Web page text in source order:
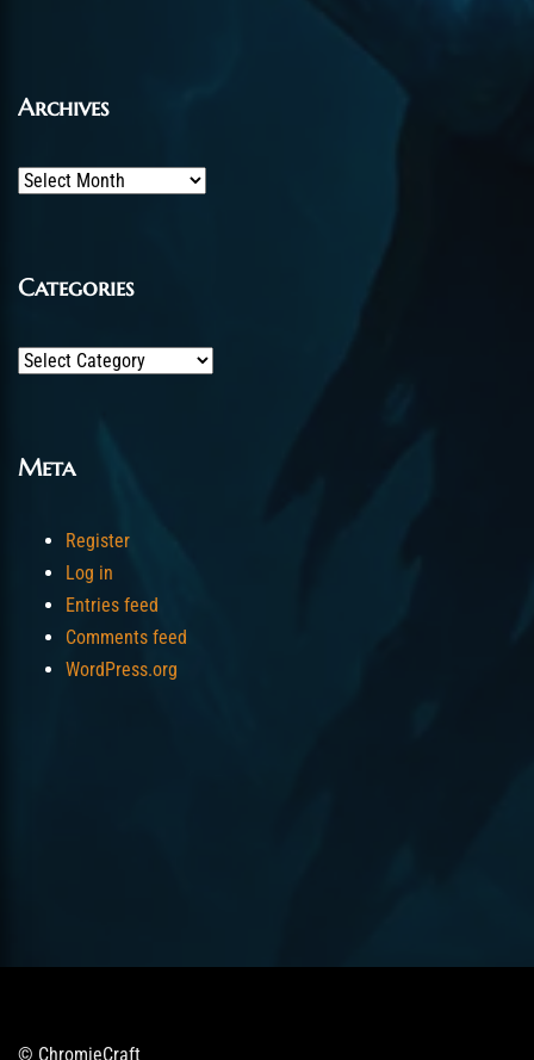
Archives
Archives
Categories
Categories
Meta
Register
Log in
Entries feed
Comments feed
WordPress.org
© ChromieCraft